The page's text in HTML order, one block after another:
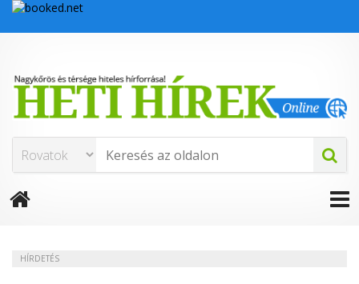
HÍRDETÉS